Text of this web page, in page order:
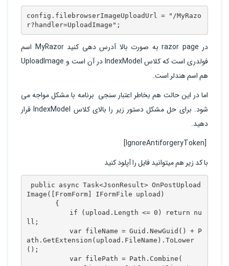
config.filebrowserImageUploadUrl = "/MyRazo
r?handler=UploadImage";
در razor page به صورت بالا آدرس دهی کنید MyRazor اسم
فولدری است که کلاس IndexModel در آن است و UploadImage
هم اسم هندلر است.
اما در این حالت هم بخاطر اعتبار سنجی برنامه با مشکل مواجه می
شود. برای حل مشکل دستور زیر را بالای کلاس IndexModel قرار
دهید.
[IgnoreAntiforgeryToken]
با کد زیر هم میتوانید فایل را آپلود کنید
Image([FromForm] IFormFile upload)
ll;
ath.GetExtension(upload.FileName).ToLower
();